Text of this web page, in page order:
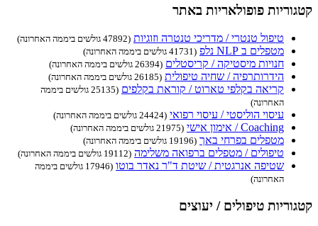
קטגוריות פופולאריות באתר
טיפול טנטרי / מדריכי טנטרה וזוגיות (47892 גולשים ביממה האחרונה)
מטפלים ב NLP נלפ (41731 גולשים ביממה האחרונה)
חנויות מיסטיקה / קריסטלים (26394 גולשים ביממה האחרונה)
הידרותרפיה / שחיה טיפולית (26185 גולשים ביממה האחרונה)
קריאה בקלפי טארוט / קוראת בקלפים
(25135 גולשים ביממה
האחרונה)
עיסוי הוליסטי / עיסוי רפואי (24424 גולשים ביממה האחרונה)
Coaching / אימון אישי (21975 גולשים ביממה האחרונה)
מטפלים בפרחי באך (19196 גולשים ביממה האחרונה)
טיפולים / מטפלים ברפואה משלימה (19112 גולשים ביממה האחרונה)
שטיפה אנרגטית / שיטת ד"ר נאדר בוטו
(17946 גולשים ביממה
האחרונה)
קטגוריות טיפולים / יעוצים